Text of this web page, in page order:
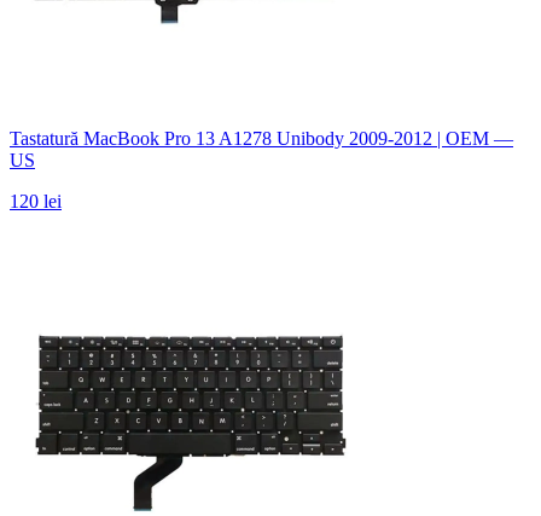
Tastatură MacBook Pro 13 A1278 Unibody 2009-2012 | OEM —
US
120 lei